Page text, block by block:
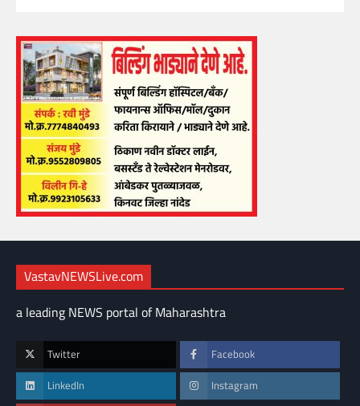
VastavNEWSLive.com
a leading NEWS portal of Maharashtra
Twitter Facebook
LinkedIn Instagram